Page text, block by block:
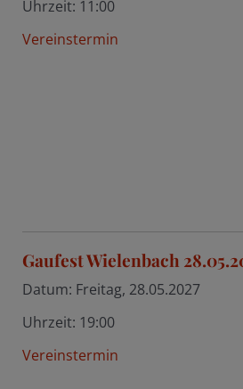
Uhrzeit: 11:00
Vereinstermin
Gaufest Wielenbach
Datum: Freitag, 28.05.2027
Uhrzeit: 19:00
Vereinstermin